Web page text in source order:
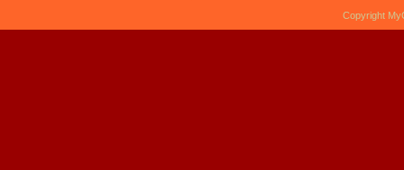
Copyright